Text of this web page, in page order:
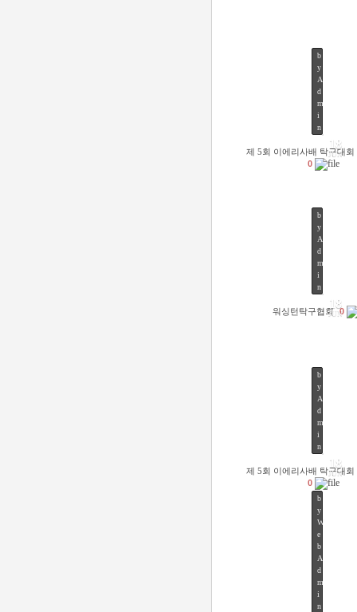
18
JUN
b
y
A
d
m
i
n
제 5회 이에리사배 탁구대회
0
18
JUN
b
y
A
d
m
i
n
워싱턴탁구협회 0
18
JUN
b
y
A
d
m
i
n
제 5회 이에리사배 탁구대회
0
b
y
W
e
b
A
d
m
i
n